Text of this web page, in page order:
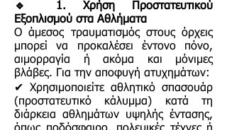
🔹 1. Χρήση Προστατευτικού
Εξοπλισμού στα Αθλήματα
Ο άμεσος τραυματισμός στους όρχεις
μπορεί να προκαλέσει έντονο πόνο,
αιμορραγία ή ακόμα και μόνιμες
βλάβες. Για την αποφυγή ατυχημάτων:
✔ Χρησιμοποιείτε αθλητικό σπασουάρ
(προστατευτικό κάλυμμα) κατά τη
διάρκεια αθλημάτων υψηλής έντασης,